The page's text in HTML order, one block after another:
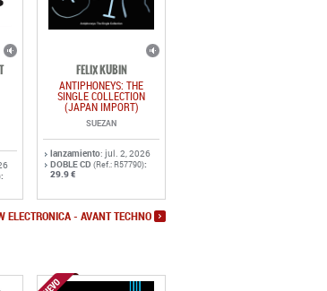
ANTIPHONEYS: THE
SINGLE COLLECTION
(JAPAN IMPORT)
lanzamiento: jul. 2, 2026
DOBLE CD(Ref.: R57790)
29.9 €
ELECTRONICA - AVANT TECHNO